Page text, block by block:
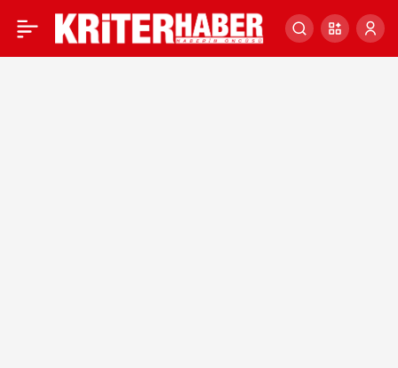
KRİTER HABER’DE BUGÜN 0